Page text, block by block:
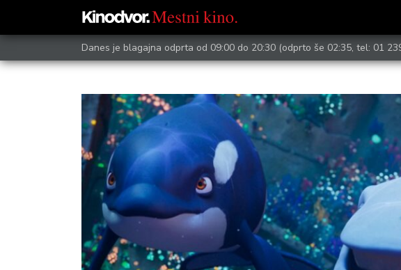
Danes je blagajna odprta od 09:00 do 20:30 (odprto še 02:35, tel: 01